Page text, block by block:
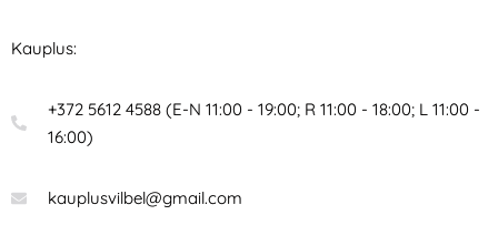
Kauplus:
+372 5612 4588 (E-N 11:00 - 19:00; R 11:00 - 18:00; L 11:00 -
16:00)
kauplusvilbel@gmail.com